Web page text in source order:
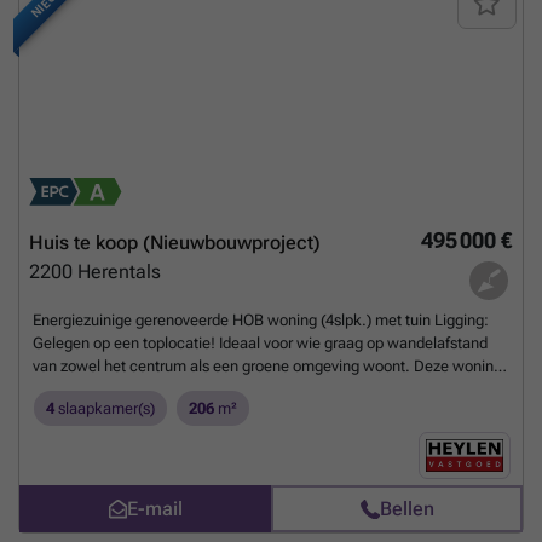
495 000 €
Huis te koop (Nieuwbouwproject)
2200 Herentals
Energiezuinige gerenoveerde HOB woning (4slpk.) met tuin Ligging:
Gelegen op een toplocatie! Ideaal voor wie graag op wandelafstand
van zowel het centrum als een groene omgeving woont. Deze woning
scholen en andere faciliteiten zijn op een boogscheut verwijderd.
Dankzij de nabijheid van de Ring zit u onmiddellijk aan invalswegen en
de E313. Indeling: Inkomhal, toilet, leefruimte, keuken, badkamer, 4
slaapkamers, bergruimte, garage, kelder en tuin. Beschrijving: Deze
grondig gerenoveerde halfopen bebouwing met vier slaapkamers
combineert modern wooncomfort met een energiezuinige afwerking.
4 slaapkamer(s) 206 m²
E-mail Bellen